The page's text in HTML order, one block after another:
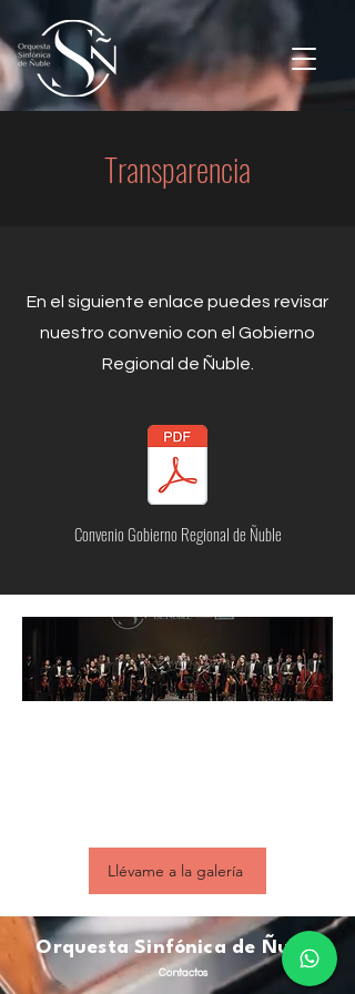
Transparencia
En el siguiente enlace puedes revisar
nuestro convenio con el Gobierno
Regional de Ñuble.
Convenio Gobierno Regional de Ñuble
Llévame a la galería
Orquesta Sinfónica de Ñuble
Contactos